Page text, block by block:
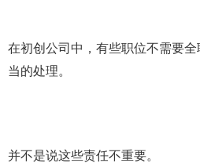
在初创公司中，有些职位不需要
当的处理。
并不是说这些责任不重要。